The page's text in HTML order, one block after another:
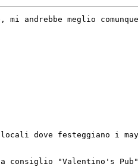
andrebbe meglio
dove festeggiano i
"Valentino's Pub"